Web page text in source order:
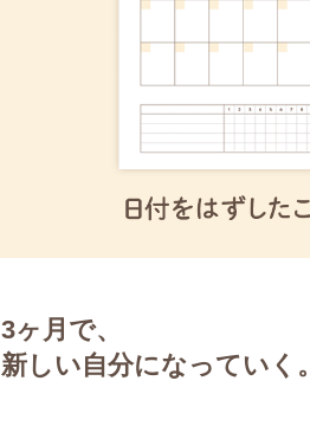
3ヶ月で、
新しい自分になっていく。